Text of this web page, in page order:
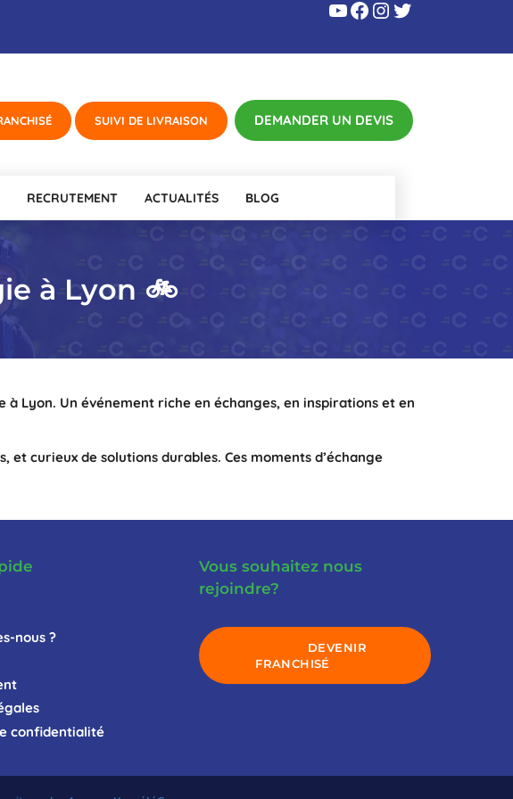
YouTube
Facebook
Instagram
Twitter
RECRUTEMENT ACTUALITÉS BLOG
à Lyon 🚲
Lyon. Un événement riche en échanges, en inspirations et en
curieux de solutions durables. Ces moments d’échange
nous ?
confidentialité
Vous souhaitez nous
rejoindre?
DEVENIR
FRANCHISÉ